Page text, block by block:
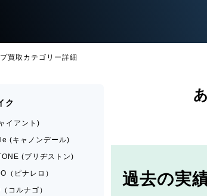
買取カテゴリー詳細
過去の実
ク
イアント)
(キャノンデール)
(ブリヂストン)
（ピナレロ）
コルナゴ）